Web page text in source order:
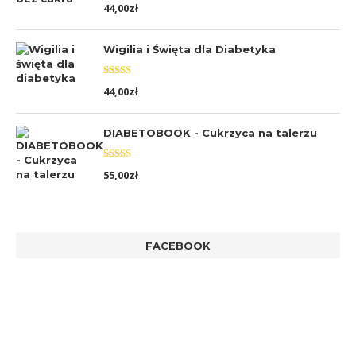
44,00zł
Wigilia i Święta dla Diabetyka
Oceniono
5.00na 5
44,00zł
DIABETOBOOK - Cukrzyca na talerzu
Oceniono
5.00na 5
55,00zł
FACEBOOK